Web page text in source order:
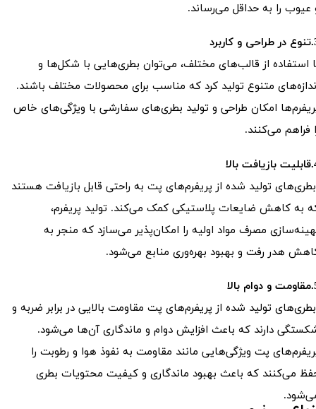
عیوب را به حداقل می‌رساند.
استفاده از قالب‌های مختلف، می‌توان بطری‌هایی با شکل‌ها و
متنوع تولید کرد که مناسب برای محصولات مختلف باشند.
امکان طراحی و تولید بطری‌های سفارشی با ویژگی‌های خاص
فراهم می‌کنند.
بالا
تولید شده از پریفرم‌های پت به راحتی قابل بازیافت هستند
به کاهش ضایعات پلاستیکی کمک می‌کند. تولید پریفرم،
مصرف مواد اولیه را امکان‌پذیر می‌سازد که منجر به
هدر رفت و بهبود بهره‌وری منابع می‌شود.
بالا
تولید شده از پریفرم‌های پت مقاومت بالایی در برابر ضربه و
دارند که باعث افزایش دوام و ماندگاری آن‌ها می‌شود.
پت ویژگی‌هایی مانند مقاومت به نفوذ هوا و رطوبت را
می‌کنند که باعث بهبود ماندگاری و کیفیت محتویات بطری